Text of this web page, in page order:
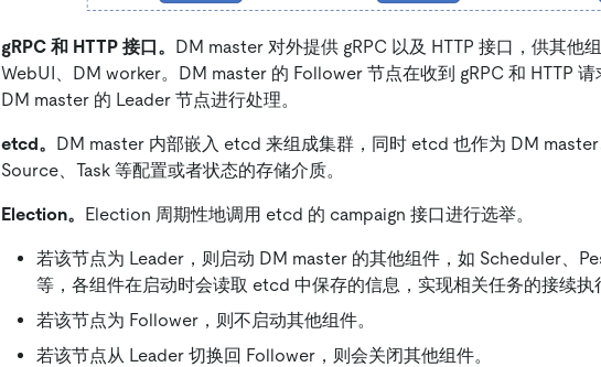
gRPC 和 HTTP 接口。 DM master 对外提供 gRPC 以及 HTTP 接口，供其他
WebUI、DM worker。DM master 的 Follower 节点在收到 gRPC 和 HTTP
DM master 的 Leader 节点进行处理。
etcd。 DM master 内部嵌入 etcd 来组成集群，同时 etcd 也作为 DM master
Source、Task 等配置或者状态的存储介质。
Election。 Election 周期性地调用 etcd 的 campaign 接口进行选举。
若该节点为 Leader，则启动 DM master 的其他组件，如 Scheduler、
等，各组件在启动时会读取 etcd 中保存的信息，实现相关任务的接续执
若该节点为 Follower，则不启动其他组件。
若该节点从 Leader 切换回 Follower，则会关闭其他组件。